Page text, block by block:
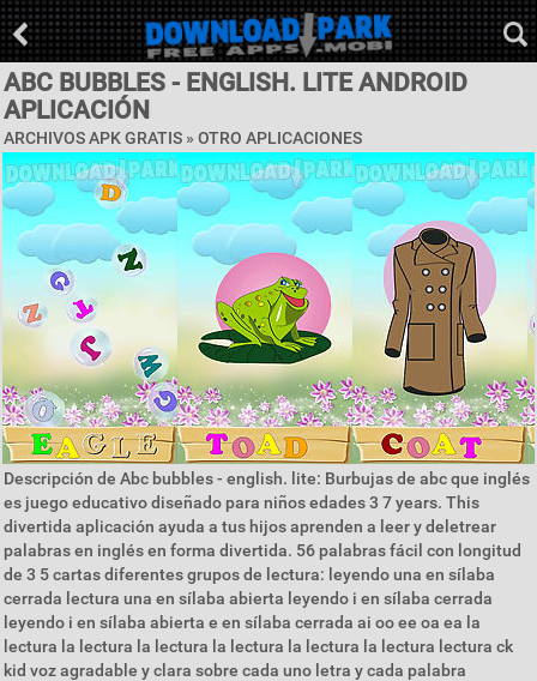
ABC BUBBLES - ENGLISH. LITE ANDROID
APLICACIÓN
ARCHIVOS APK GRATIS » OTRO APLICACIONES
Descripción de Abc bubbles - english. lite: Burbujas de abc que inglés
es juego educativo diseñado para niños edades 3 7 years. This
divertida aplicación ayuda a tus hijos aprenden a leer y deletrear
palabras en inglés en forma divertida. 56 palabras fácil con longitud
de 3 5 cartas diferentes grupos de lectura: leyendo una en sílaba
cerrada lectura una en sílaba abierta leyendo i en sílaba cerrada
leyendo i en sílaba abierta e en sílaba cerrada ai oo ee oa ea la
lectura la lectura la lectura la lectura la lectura la lectura lectura ck
kid voz agradable y clara sobre cada uno letra y cada palabra